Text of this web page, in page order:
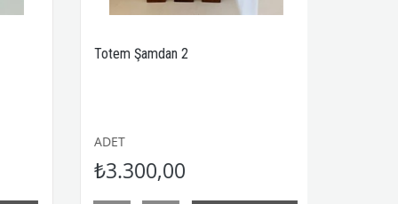
Totem Şamdan 2
₺3.300,00